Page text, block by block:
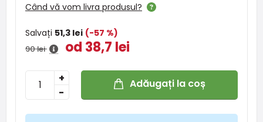
Când vă vom livra produsul?
Salvați 51,3 lei (-57 %)
90 lei od 38,7 lei
-
+ Adăugați la coș